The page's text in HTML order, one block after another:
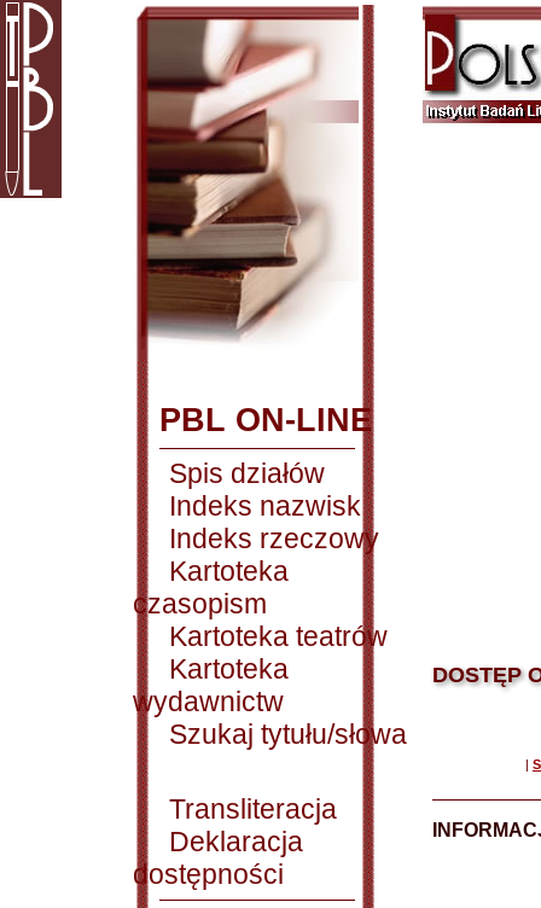
PBL ON-LINE
Spis działów
Indeks nazwisk
Indeks rzeczowy
Kartoteka
czasopism
Kartoteka teatrów
Kartoteka
wydawnictw
Szukaj tytułu/słowa
Transliteracja
Deklaracja
dostępności
DOSTĘP
|